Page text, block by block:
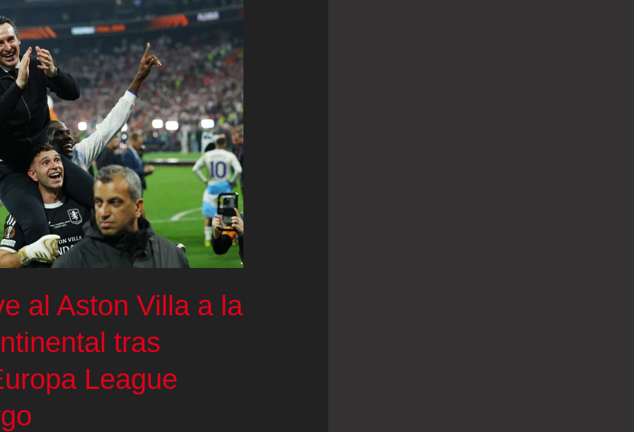
al Aston Villa a la
tras
League